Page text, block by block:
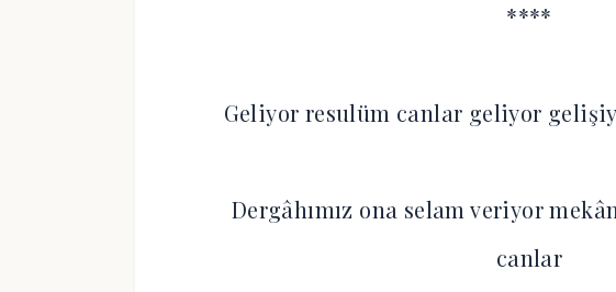
****
Geliyor resulüm canlar geliyor
Dergâhımız ona selam veriyor
canlar